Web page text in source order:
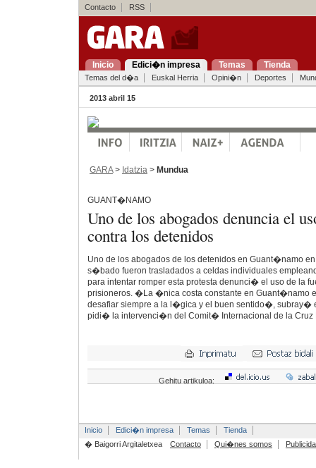
Contacto RSS
Inicio Edici�n impresa Temas Tienda
Temas del d�a Euskal Herria Opini�n Deportes
2013 abril 15
GARA> Idatzia > Mundua
GUANT�NAMO
Uno de los abogados denuncia el
contra los detenidos
Uno de los abogados de los detenidos en Guant�namo
s�bado fueron trasladados a celdas individuales
para intentar romper esta protesta denunci� el uso de la
prisioneros. �La �nica costa constante en Guant�namo
desafiar siempre a la l�gica y el buen sentido�, subray�
pidi� la intervenci�n del Comit� Internacional de la Cruz
Gehitu artikuloa:
Inicio Edici�n impresa Temas
Tienda
� Baigorri Argitaletxea
Contacto Qui�nes somos